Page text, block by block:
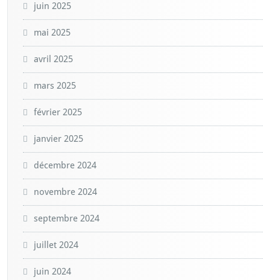
juin 2025
mai 2025
avril 2025
mars 2025
février 2025
janvier 2025
décembre 2024
novembre 2024
septembre 2024
juillet 2024
juin 2024